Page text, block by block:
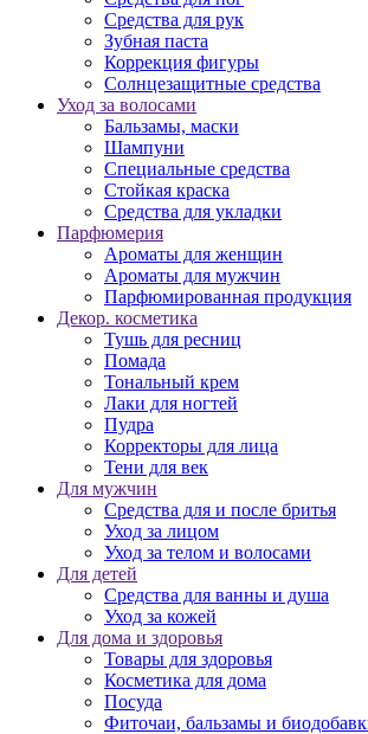
Средства для рук
Зубная паста
Коррекция фигуры
Солнцезащитные средства
Уход за волосами
Бальзамы, маски
Шампуни
Специальные средства
Стойкая краска
Средства для укладки
Парфюмерия
Ароматы для женщин
Ароматы для мужчин
Парфюмированная продукция
Декор. косметика
Тушь для ресниц
Помада
Тональный крем
Лаки для ногтей
Пудра
Корректоры для лица
Тени для век
Для мужчин
Средства для и после бритья
Уход за лицом
Уход за телом и волосами
Для детей
Средства для ванны и душа
Уход за кожей
Для дома и здоровья
Товары для здоровья
Косметика для дома
Посуда
Фиточаи, бальзамы и